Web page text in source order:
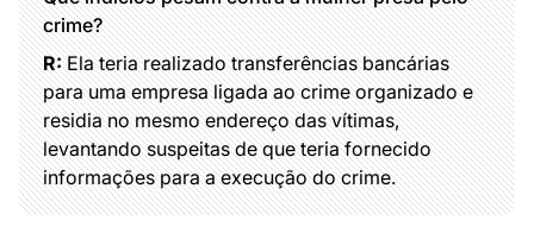
crime?
R:Ela teria realizado transferências bancárias
para uma empresa ligada ao crime organizado e
residia no mesmo endereço das vítimas,
levantando suspeitas de que teria fornecido
informações para a execução do crime.